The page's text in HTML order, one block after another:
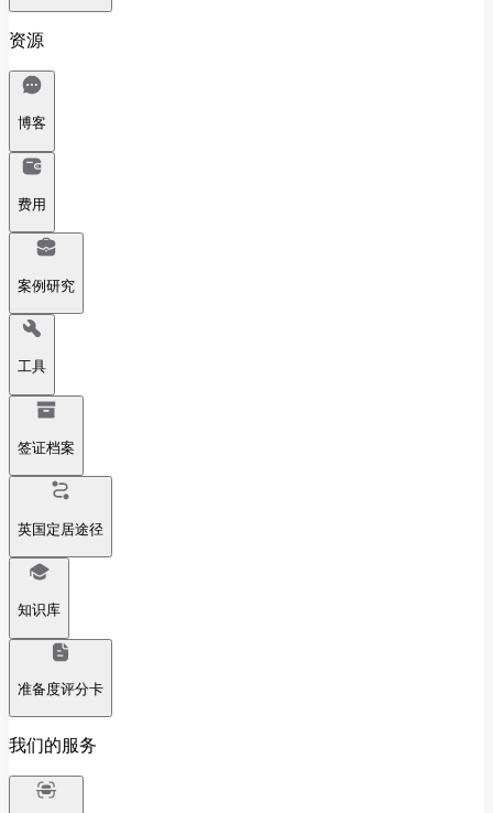
资源
博客
费用
案例研究
工具
签证档案
英国定居途径
知识库
准备度评分卡
我们的服务